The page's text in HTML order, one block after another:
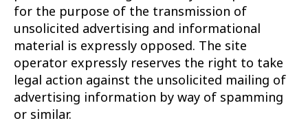
for the purpose of the transmission of
unsolicited advertising and informational
material is expressly opposed. The site
operator expressly reserves the right to take
legal action against the unsolicited mailing of
advertising information by way of spamming
or similar.